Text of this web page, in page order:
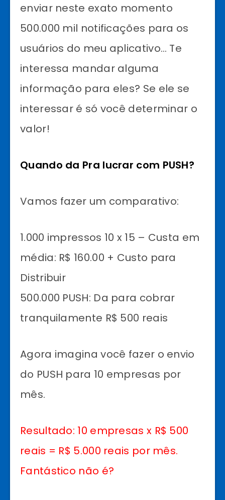
enviar neste exato momento
500.000 mil notificações para os
usuários do meu aplicativo… Te
interessa mandar alguma
informação para eles? Se ele se
interessar é só você determinar o
valor!
Quando da Pra lucrar com PUSH?
Vamos fazer um comparativo:
1.000 impressos 10 x 15 – Custa em
média: R$ 160.00 + Custo para
Distribuir
500.000 PUSH: Da para cobrar
tranquilamente R$ 500 reais
Agora imagina você fazer o envio
do PUSH para 10 empresas por
mês.
Resultado: 10 empresas x R$ 500
reais = R$ 5.000 reais por mês.
Fantástico não é?